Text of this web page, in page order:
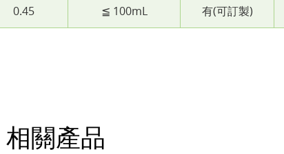
0.45 ≦ 100mL 有(可訂製)
相關產品